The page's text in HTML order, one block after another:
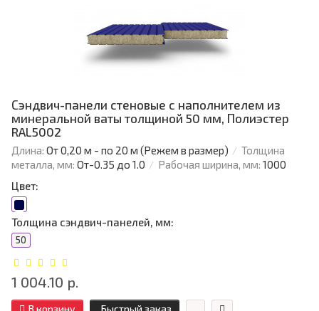
Сэндвич-панели стеновые с наполнителем из
минеральной ваты толщиной 50 мм, Полиэстер
RAL5002
Длина: От 0,20 м - по 20 м (Режем в размер)
Толщина
металла, мм: От-0.35 до 1.0 Рабочая ширина, мм: 1000
Цвет:
Толщина сэндвич-панелей, мм:
50
1 004.10 р.